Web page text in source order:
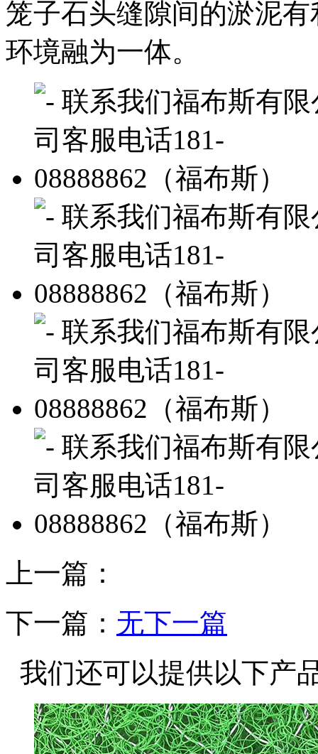
笼子石头缝隙间的淤泥
环境融为一体。
上一篇：
下一篇： 无下一篇
我们还可以提供以下产